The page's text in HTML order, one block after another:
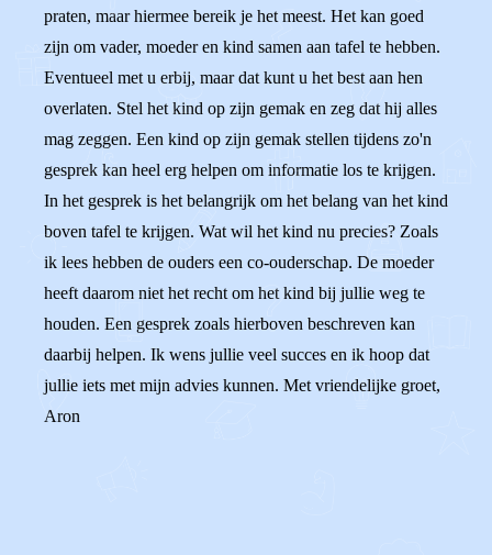
praten, maar hiermee bereik je het meest. Het kan goed
zijn om vader, moeder en kind samen aan tafel te hebben.
Eventueel met u erbij, maar dat kunt u het best aan hen
overlaten. Stel het kind op zijn gemak en zeg dat hij alles
mag zeggen. Een kind op zijn gemak stellen tijdens zo'n
gesprek kan heel erg helpen om informatie los te krijgen.
In het gesprek is het belangrijk om het belang van het kind
boven tafel te krijgen. Wat wil het kind nu precies? Zoals
ik lees hebben de ouders een co-ouderschap. De moeder
heeft daarom niet het recht om het kind bij jullie weg te
houden. Een gesprek zoals hierboven beschreven kan
daarbij helpen. Ik wens jullie veel succes en ik hoop dat
jullie iets met mijn advies kunnen. Met vriendelijke groet,
Aron